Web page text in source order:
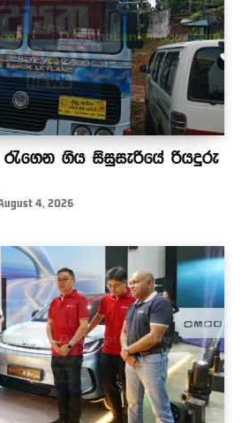
ගිය සිසුසැරියේ රියදුරු
4, 2026